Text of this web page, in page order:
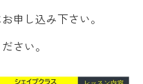
申し込み下さい。
さい。